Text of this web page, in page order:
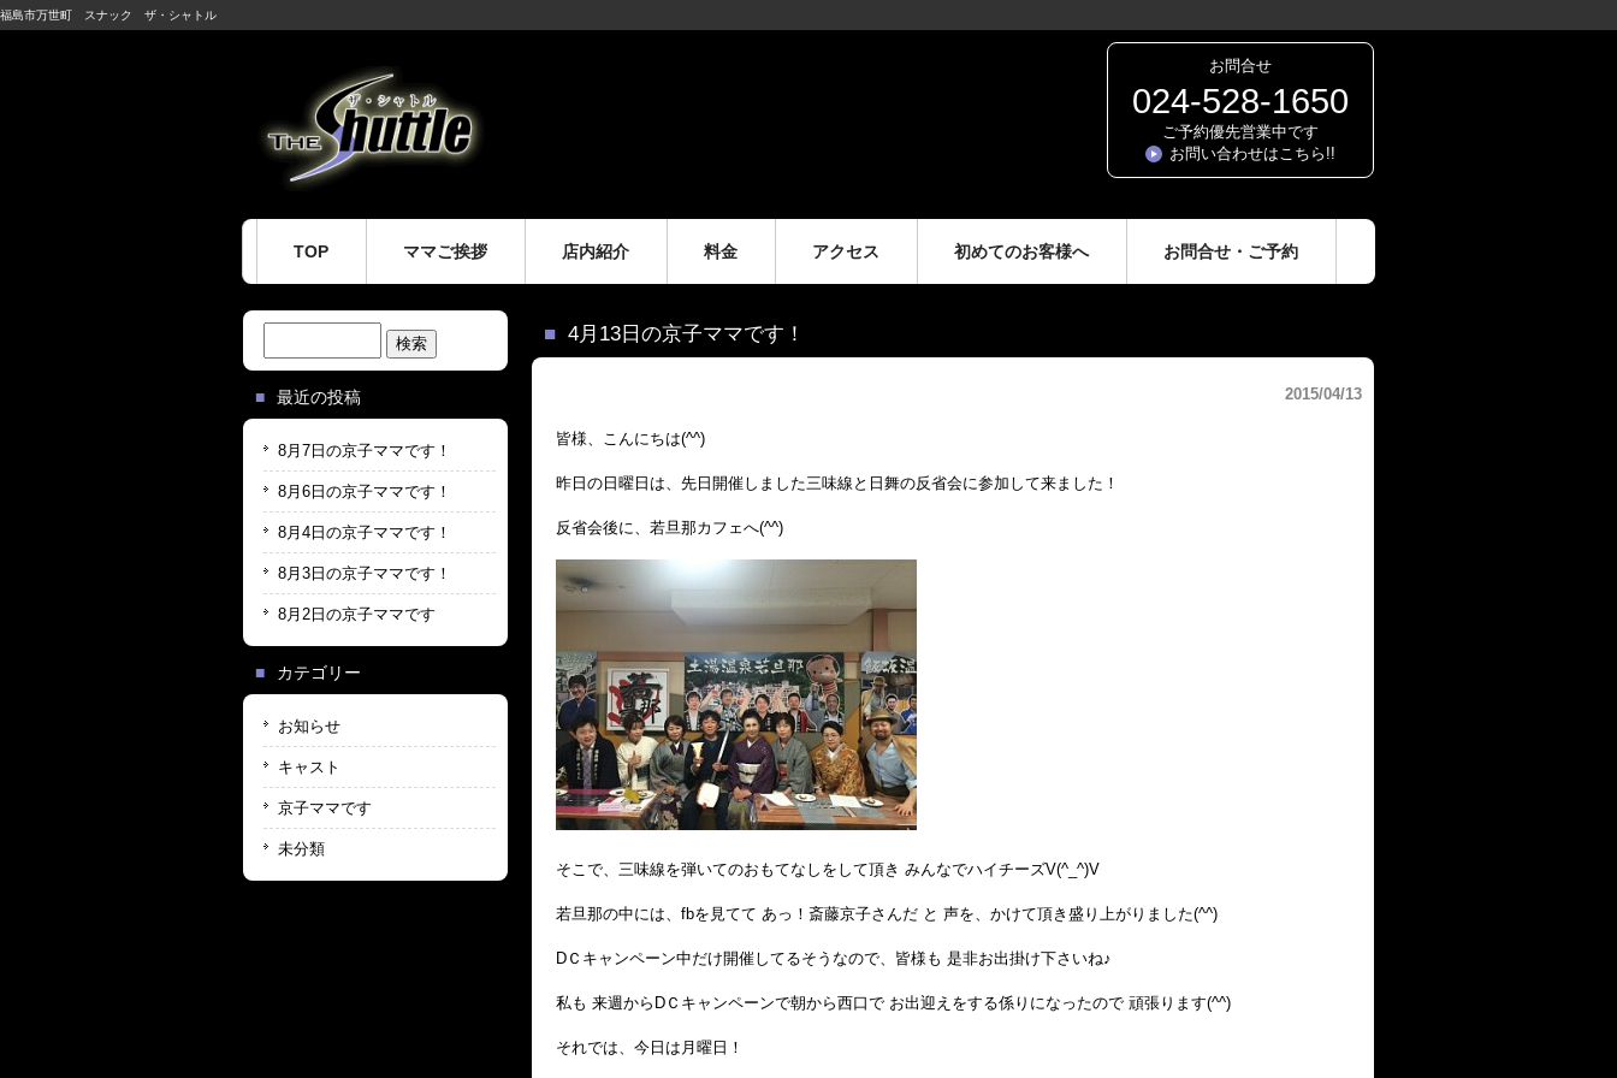
福島市万世町 スナック ザ・シャトル
お問合せ
024-528-1650
ご予約優先営業中です
お問い合わせはこちら!!
TOP ママご挨拶 店内紹介 料金 アクセス 初めてのお客様へ お問合せ・ご予約
4月13日の京子ママです！
2015/04/13
皆様、こんにちは(^^)
昨日の日曜日は、先日開催しました三味線と日舞の反省会に参加して来ました！
反省会後に、若旦那カフェへ(^^)
そこで、三味線を弾いてのおもてなしをして頂き みんなでハイチーズV(^_^)V
若旦那の中には、fbを見てて あっ！斎藤京子さんだ と 声を、かけて頂き盛り上がりました(^^)
DＣキャンペーン中だけ開催してるそうなので、皆様も 是非お出掛け下さいね♪
私も 来週からDＣキャンペーンで朝から西口で お出迎えをする係りになったので 頑張ります(^^)
それでは、今日は月曜日！
索:
最近の投稿
8月7日の京子ママです！
8月6日の京子ママです！
8月4日の京子ママです！
8月3日の京子ママです！
8月2日の京子ママです
カテゴリー
お知らせ
キャスト
京子ママです
未分類